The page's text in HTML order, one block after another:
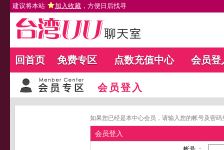
建议将本站 加入收藏 ，方便日后找寻
回首页 免费专区 点数充值中心 会员登
会员登入
如果您已经是本中心会员，请输入您的帐号及密
会员登入